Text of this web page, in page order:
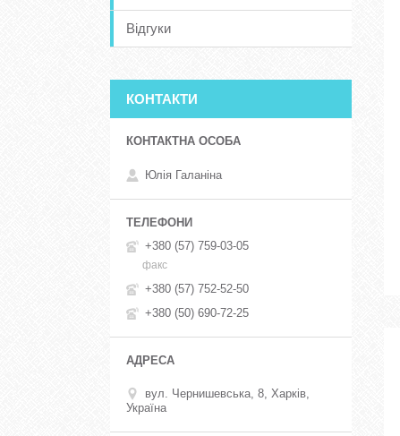
Відгуки
КОНТАКТИ
Юлія Галаніна
+380 (57) 759-03-05
факс
+380 (57) 752-52-50
+380 (50) 690-72-25
вул. Чернишевська, 8, Харків,
Україна